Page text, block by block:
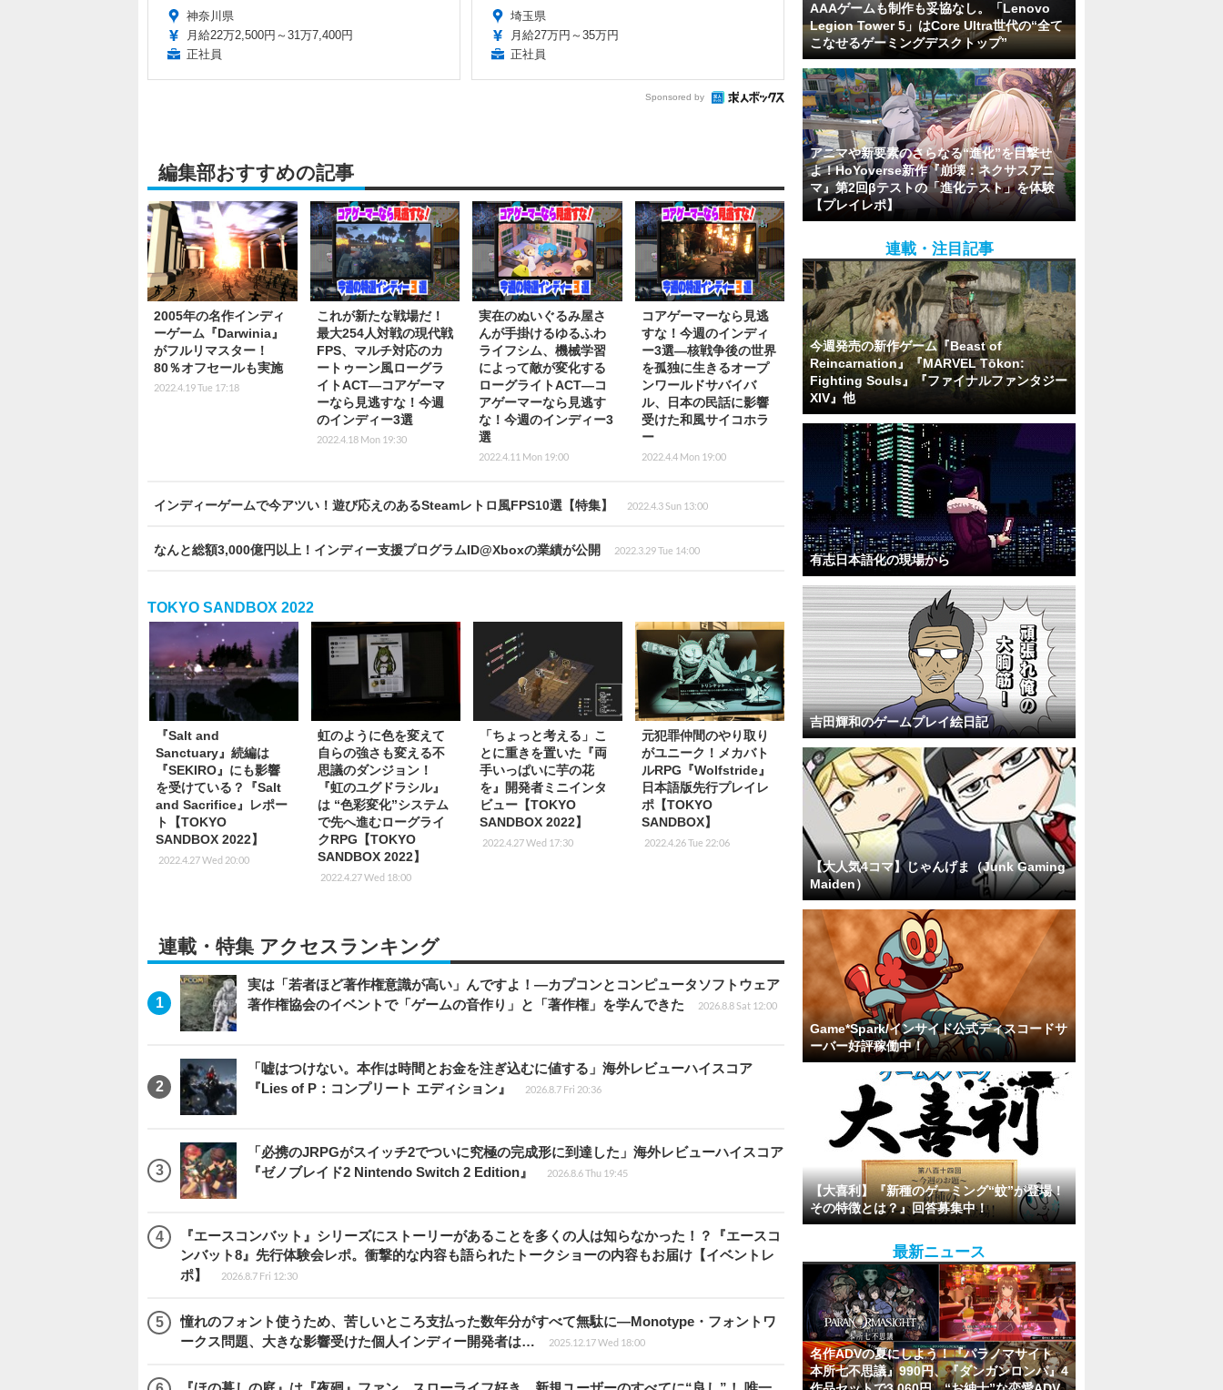
神奈川県
月給22万2,500円～31万7,400円
正社員
埼玉県
月給27万円～35万円
正社員
Sponsored by
編集部おすすめの記事
2005年の名作インディ
ーゲーム『Darwinia』
がフルリマスター！
80％オフセールも実施
2022.4.19 Tue 17:18
これが新たな戦場だ！
最大254人対戦の現代戦
FPS、マルチ対応のカ
ートゥーン風ローグラ
イトACT―コアゲーマ
ーなら見逃すな！今週
のインディー3選
2022.4.18 Mon 19:30
実在のぬいぐるみ屋さ
んが手掛けるゆるふわ
ライフシム、機械学習
によって敵が変化する
ローグライトACT―コ
アゲーマーなら見逃す
な！今週のインディー3
選
2022.4.11 Mon 19:00
コアゲーマーなら見逃
すな！今週のインディ
ー3選―核戦争後の世界
を孤独に生きるオープ
ンワールドサバイバ
ル、日本の民話に影響
受けた和風サイコホラ
ー
2022.4.4 Mon 19:00
インディーゲームで今アツい！遊び応えのあるSteamレトロ風FPS10選【特集】 2022.4.3 Sun 13:00
なんと総額3,000億円以上！インディー支援プログラムID@Xboxの業績が公開 2022.3.29 Tue 14:00
TOKYO SANDBOX 2022
『Salt and
Sanctuary』続編は
『SEKIRO』にも影響
を受けている？『Salt
and Sacrifice』レポー
ト【TOKYO
SANDBOX 2022】
2022.4.27 Wed 20:00
虹のように色を変えて
自らの強さも変える不
思議のダンジョン！
『虹のユグドラシル』
は “色彩変化”システム
で先へ進むローグライ
クRPG【TOKYO
SANDBOX 2022】
2022.4.27 Wed 18:00
「ちょっと考える」こ
とに重きを置いた『両
手いっぱいに芋の花
を』開発者ミニインタ
ビュー【TOKYO
SANDBOX 2022】
2022.4.27 Wed 17:30
元犯罪仲間のやり取り
がユニーク！メカバト
ルRPG『Wolfstride』
日本語版先行プレイレ
ポ【TOKYO
SANDBOX】
2022.4.26 Tue 22:06
連載・特集 アクセスランキング
実は「若者ほど著作権意識が高い」んですよ！―カプコンとコンピュータソフトウェア
著作権協会のイベントで「ゲームの音作り」と「著作権」を学んできた
2026.8.8 Sat 12:00
「嘘はつけない。本作は時間とお金を注ぎ込むに値する」海外レビューハイスコア
『Lies of P：コンプリート エディション』
2026.8.7 Fri 20:36
「必携のJRPGがスイッチ2でついに究極の完成形に到達した」海外レビューハイスコア
『ゼノブレイド2 Nintendo Switch 2 Edition』
2026.8.6 Thu 19:45
『エースコンバット』シリーズにストーリーがあることを多くの人は知らなかった！？『エースコ
ンバット8』先行体験会レポ。衝撃的な内容も語られたトークショーの内容もお届け【イベントレ
ポ】
2026.8.7 Fri 12:30
憧れのフォント使うため、苦しいところ支払った数年分がすべて無駄に―Monotype・フォントワ
ークス問題、大きな影響受けた個人インディー開発者は…
2025.12.17 Wed 18:00
AAAゲームも制作も妥協なし。「Lenovo
Legion Tower 5」はCore Ultra世代の“全て
こなせるゲーミングデスクトップ”
アニマや新要素のさらなる“進化”を目撃せ
よ！HoYoverse新作『崩壊：ネクサスアニ
マ』第2回βテストの「進化テスト」を体験
【プレイレポ】
連載・注目記事
今週発売の新作ゲーム『Beast of
Reincarnation』『MARVEL Tōkon:
Fighting Souls』『ファイナルファンタジー
XIV』他
有志日本語化の現場から
吉田輝和のゲームプレイ絵日記
【大人気4コマ】じゃんげま（Junk Gaming
Maiden）
Game*Spark/インサイド公式ディスコードサ
ーバー好評稼働中！
【大喜利】『新種のゲーミング“蚊”が登場！
その特徴とは？』回答募集中！
最新ニュース
名作ADVの夏にしよう！『パラノマサイト
本所七不思議』990円、『ダンガンロンパ』4